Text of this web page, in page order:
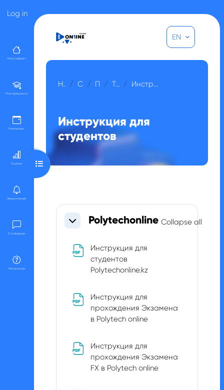
Log in
Мой кабинет
Мои предметы
Календарь
Оценки
Уведомления
Сообщения
Инструкции
EN
Home Courses Тренинги Инструкция для студентов
Инструкция для
студентов
Open course index
Section outline
CollapsePolytechonline Collapse all
Инструкция для
студентов
Polytechonline.kz
Инструкция для
прохождения Экзамена
в Polytech online
Инструкция для
прохождения Экзамена
FX в Polytech online